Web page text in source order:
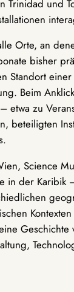
Trinidad und
Orte, an
bisher
Standort
Beim
etwa zu
beteiligten
Science
in der Karibik
Geschichte